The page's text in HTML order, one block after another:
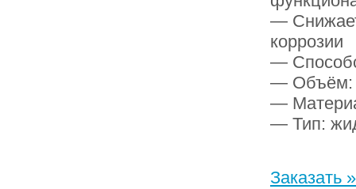
—
коррозии
—
— Объём:
—
— Тип:
Заказать »